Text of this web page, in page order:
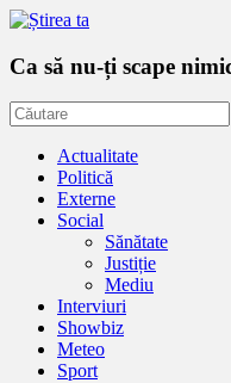
Ca să nu-ți scape
Actualitate
Politică
Externe
Social
Sănătate
Justiție
Mediu
Interviuri
Showbiz
Meteo
Sport